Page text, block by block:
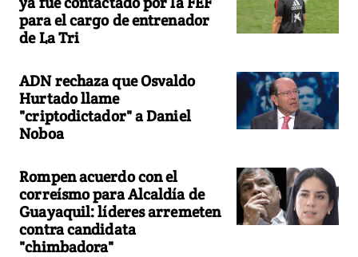
para el cargo de entrenador
de La Tri
ADN rechaza que Osvaldo
Hurtado llame
"criptodictador" a Daniel
Noboa
Rompen acuerdo con el
correísmo para Alcaldía de
Guayaquil: líderes arremeten
contra candidata
"chimbadora"